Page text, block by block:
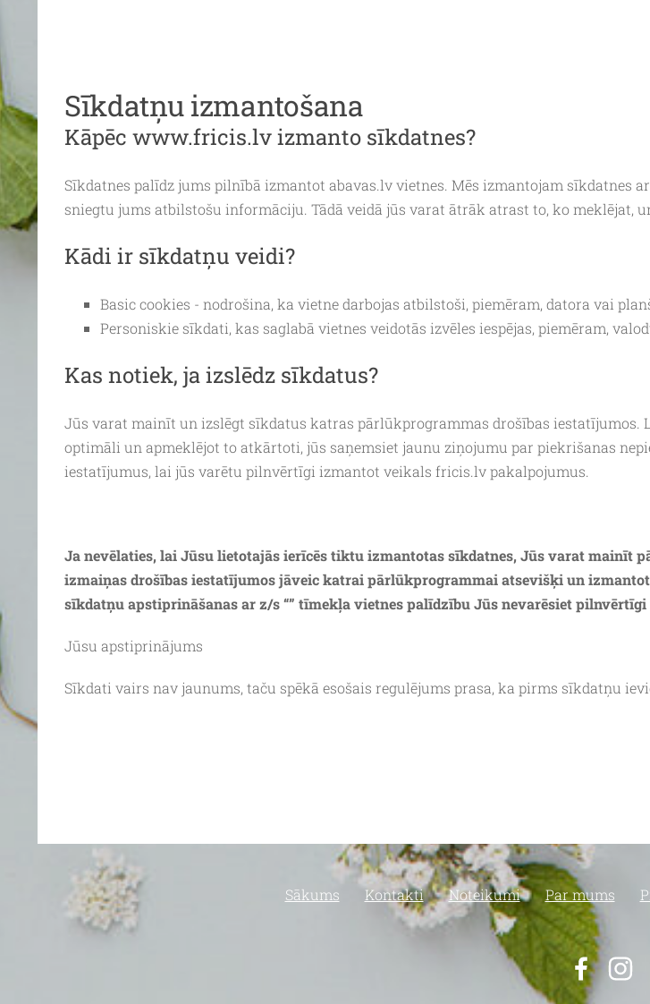
Sīkdatņu izmantošana
Kāpēc www.fricis.lv izmanto sīkdatnes?
Sīkdatnes palīdz jums pilnībā izmantot abavas.lv vietnes. Mēs izmantojam sīkdatnes
sniegtu jums atbilstošu informāciju. Tādā veidā jūs varat ātrāk atrast to, ko meklējat,
Kādi ir sīkdatņu veidi?
Basic cookies - nodrošina, ka vietne darbojas atbilstoši, piemēram, datora vai
Personiskie sīkdati, kas saglabā vietnes veidotās izvēles iespējas, piemēram,
Kas notiek, ja izslēdz sīkdatus?
Jūs varat mainīt un izslēgt sīkdatus katras pārlūkprogrammas drošības iestatījumos.
optimāli un apmeklējot to atkārtoti, jūs saņemsiet jaunu ziņojumu par piekrišanas
iestatījumus, lai jūs varētu pilnvērtīgi izmantot veikals fricis.lv pakalpojumus.
Ja nevēlaties, lai Jūsu lietotajās ierīcēs tiktu izmantotas sīkdatnes, Jūs varat mainīt
izmaiņas drošības iestatījumos jāveic katrai pārlūkprogrammai atsevišķi un
sīkdatņu apstiprināšanas ar z/s “” tīmekļa vietnes palīdzību Jūs nevarēsiet
Jūsu apstiprinājums
Sīkdati vairs nav jaunums, taču spēkā esošais regulējums prasa, ka pirms sīkdatņu
Sākums Kontakti Noteikumi Par mums